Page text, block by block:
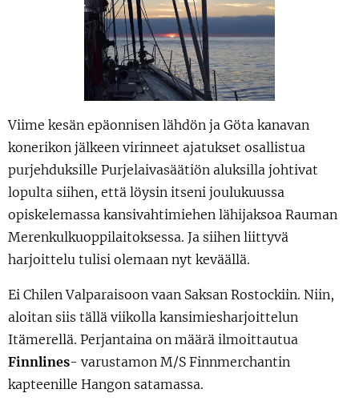
Viime kesän epäonnisen lähdön ja Göta kanavan
konerikon jälkeen virinneet ajatukset osallistua
purjehduksille Purjelaivasäätiön aluksilla johtivat
lopulta siihen, että löysin itseni joulukuussa
opiskelemassa kansivahtimiehen lähijaksoa Rauman
Merenkulkuoppilaitoksessa. Ja siihen liittyvä
harjoittelu tulisi olemaan nyt keväällä.
Ei Chilen Valparaisoon vaan Saksan Rostockiin. Niin,
aloitan siis tällä viikolla kansimiesharjoittelun
Itämerellä. Perjantaina on määrä ilmoittautua
Finnlines- varustamon M/S Finnmerchantin
kapteenille Hangon satamassa.